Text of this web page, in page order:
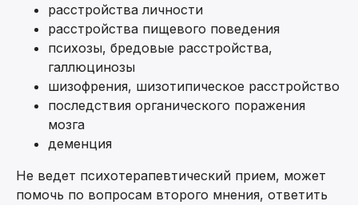
расстройства личности
расстройства пищевого поведения
психозы, бредовые расстройства,
галлюцинозы
шизофрения, шизотипическое расстройство
последствия органического поражения
мозга
деменция
Не ведет психотерапевтический прием, может
помочь по вопросам второго мнения, ответить